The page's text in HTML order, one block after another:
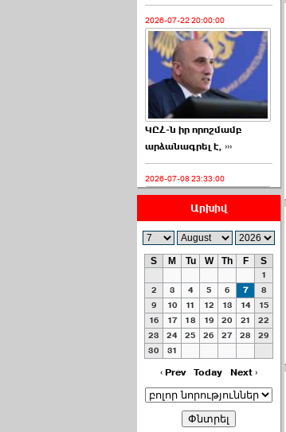
2026-07-22 20:00:00
ԿԸՀ-ն իր որոշմամբ
արձանագրել է, ›››
2026-07-08 23:33:00
ՀԱՅԱՊԱՀՊԱՆՈՒԹԻՒՆ՝
ՀԱՒԱՏՔԻ ԵՒ
ԿՐԹՈՒԹԵԱՆ
ՃԱՆԱՊԱՐՀՈՎ ›››
2026-07-06 06:50:00
Արխիվ
S M Tu W Th F S
1
2
3 4 5 6 7
8
9
10 11 12 13 14
15
16
17 18 19 20 21
22
23
24 25 26 27 28
29
30
31
‹ Prev Today Next ›